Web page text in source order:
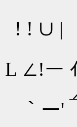
! ! ∪
-! L
＿
ー'